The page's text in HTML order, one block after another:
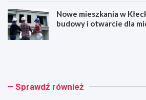
Nowe mieszkania w
budowy i otwarcie dla
Z
y
O
c Sprawdź również